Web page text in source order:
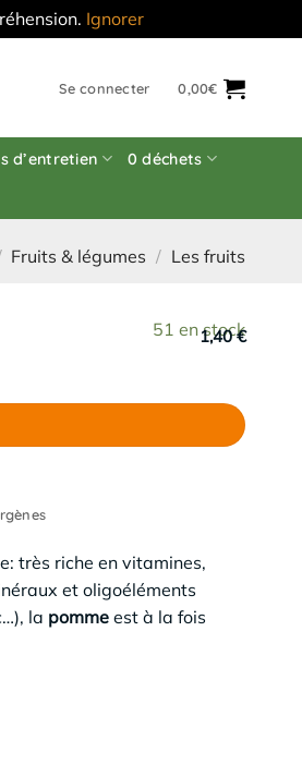
Ignorer
Se connecter 0,00€
d’entretien 0 déchets
Fruits & légumes / Les fruits
51 en stock
1,40 €
très riche en vitamines,
et oligoéléments
la pomme est à la fois